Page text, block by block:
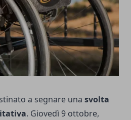
a segnare una svolta
. Giovedì 9 ottobre,